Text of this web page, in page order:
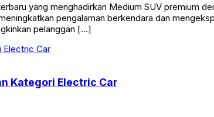
yang menghadirkan Medium SUV premium
pengalaman berkendara dan
pelanggan […]
Kategori Electric Car